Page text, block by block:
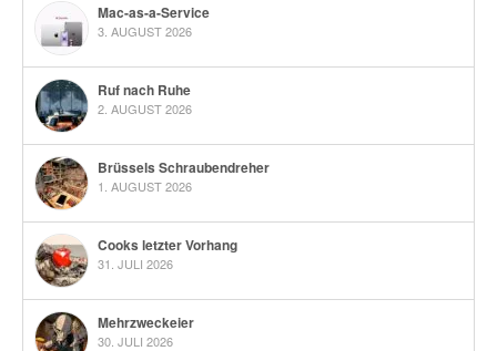
Mac-as-a-Service
3. AUGUST 2026
Ruf nach Ruhe
2. AUGUST 2026
Brüssels Schraubendreher
1. AUGUST 2026
Cooks letzter Vorhang
31. JULI 2026
Mehrzweckeier
30. JULI 2026